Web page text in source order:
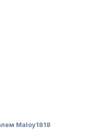
Maloy1818